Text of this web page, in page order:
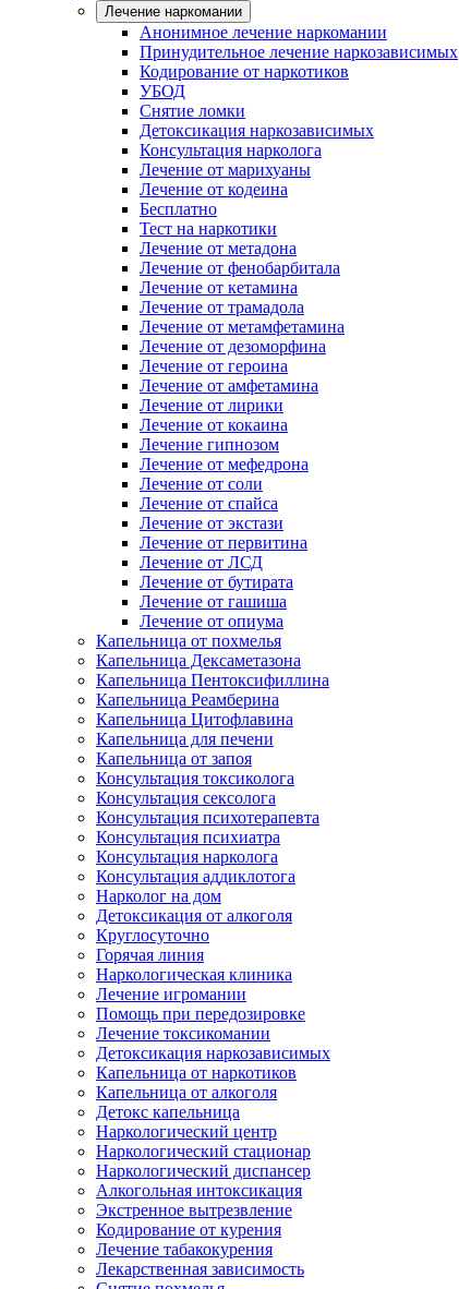
Лечение наркомании
Анонимное лечение наркомании
Принудительное лечение наркозависимых
Кодирование от наркотиков
УБОД
Снятие ломки
Детоксикация наркозависимых
Консультация нарколога
Лечение от марихуаны
Лечение от кодеина
Бесплатно
Тест на наркотики
Лечение от метадона
Лечение от фенобарбитала
Лечение от кетамина
Лечение от трамадола
Лечение от метамфетамина
Лечение от дезоморфина
Лечение от героина
Лечение от амфетамина
Лечение от лирики
Лечение от кокаина
Лечение гипнозом
Лечение от мефедрона
Лечение от соли
Лечение от спайса
Лечение от экстази
Лечение от первитина
Лечение от ЛСД
Лечение от бутирата
Лечение от гашиша
Лечение от опиума
Капельница от похмелья
Капельница Дексаметазона
Капельница Пентоксифиллина
Капельница Реамберина
Капельница Цитофлавина
Капельница для печени
Капельница от запоя
Консультация токсиколога
Консультация сексолога
Консультация психотерапевта
Консультация психиатра
Консультация нарколога
Консультация аддиклотога
Нарколог на дом
Детоксикация от алкоголя
Круглосуточно
Горячая линия
Наркологическая клиника
Лечение игромании
Помощь при передозировке
Лечение токсикомании
Детоксикация наркозависимых
Капельница от наркотиков
Капельница от алкоголя
Детокс капельница
Наркологический центр
Наркологический стационар
Наркологический диспансер
Алкогольная интоксикация
Экстренное вытрезвление
Кодирование от курения
Лечение табакокурения
Лекарственная зависимость